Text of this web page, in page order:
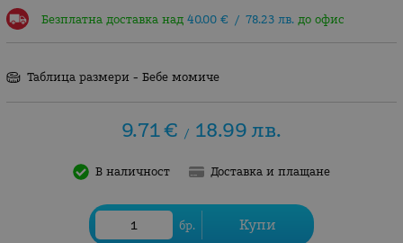
Безплатна доставка над 40.00 € / 78.23 лв.до офис
Таблица размери - Бебе момиче
9.71€ / 18.99 лв.
В наличност Доставка и плащане
бр. Купи